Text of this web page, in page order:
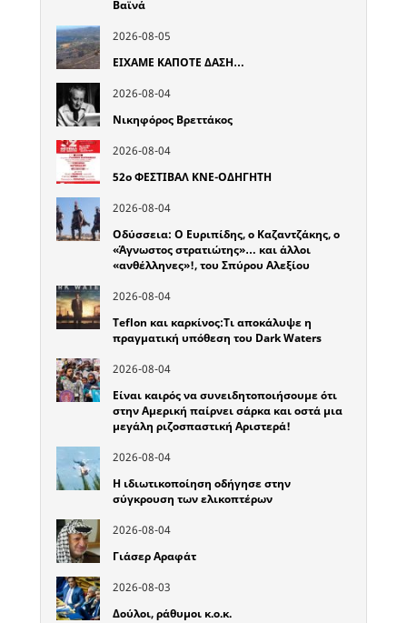
Βαϊνά
2026-08-05
ΕΙΧΑΜΕ ΚΑΠΟΤΕ ΔΑΣΗ…
2026-08-04
Νικηφόρος Βρεττάκος
2026-08-04
52o ΦΕΣΤΙΒΑΛ ΚΝΕ-ΟΔΗΓΗΤΗ
2026-08-04
Οδύσσεια: Ο Ευριπίδης, ο Καζαντζάκης, ο
«Άγνωστος στρατιώτης»… και άλλοι
«ανθέλληνες»!, του Σπύρου Αλεξίου
2026-08-04
Teflon και καρκίνος:Τι αποκάλυψε η
πραγματική υπόθεση του Dark Waters
2026-08-04
Είναι καιρός να συνειδητοποιήσουμε ότι
στην Αμερική παίρνει σάρκα και οστά μια
μεγάλη ριζοσπαστική Αριστερά!
2026-08-04
Η ιδιωτικοποίηση οδήγησε στην
σύγκρουση των ελικοπτέρων
2026-08-04
Γιάσερ Αραφάτ
2026-08-03
Δούλοι, ράθυμοι κ.ο.κ.